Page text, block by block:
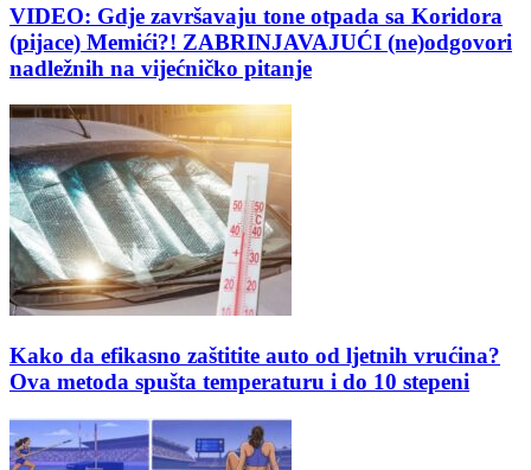
VIDEO: Gdje završavaju tone otpada sa Koridora
(pijace) Memići?! ZABRINJAVAJUĆI (ne)odgovori
nadležnih na vijećničko pitanje
Kako da efikasno zaštitite auto od ljetnih vrućina?
Ova metoda spušta temperaturu i do 10 stepeni